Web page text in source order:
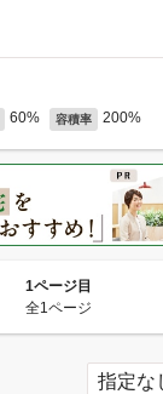
60% 容積率 200%
1ページ目
全1ページ